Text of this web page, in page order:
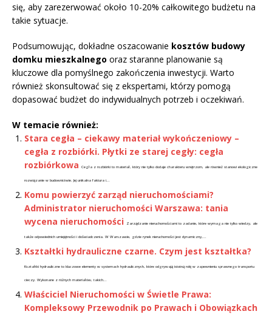
się, aby zarezerwować około 10-20% całkowitego budżetu na
takie sytuacje.
Podsumowując, dokładne oszacowanie kosztów budowy
domku mieszkalnego oraz staranne planowanie są
kluczowe dla pomyślnego zakończenia inwestycji. Warto
również skonsultować się z ekspertami, którzy pomogą
dopasować budżet do indywidualnych potrzeb i oczekiwań.
W temacie również:
Stara cegła – ciekawy materiał wykończeniowy –
cegła z rozbiórki. Płytki ze starej cegły: cegła
rozbiórkowa
Cegła z rozbiórki to materiał, który nie tylko dodaje charakteru wnętrzom, ale również stanowi ekologiczne
rozwiązanie w budownictwie. Jej unikalna faktura i...
Komu powierzyć zarząd nieruchomościami?
Administrator nieruchomości Warszawa: tania
wycena nieruchomości
Zarządzanie nieruchomościami to zadanie, które wymaga nie tylko wiedzy, ale
także odpowiednich umiejętności i doświadczenia. W Warszawie, gdzie rynek nieruchomości jest dynamiczny,...
Kształtki hydrauliczne czarne. Czym jest kształtka?
Kształtki hydrauliczne to kluczowe elementy w systemach hydraulicznych, które odgrywają istotną rolę w zapewnieniu sprawnego transportu
cieczy. Wykonane z różnych materiałów, takich...
Właściciel Nieruchomości w Świetle Prawa:
Kompleksowy Przewodnik po Prawach i Obowiązkach